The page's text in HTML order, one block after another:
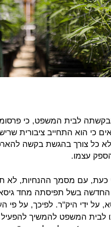
לבית המשפט, כי
כי הוא התחייב ציבורית
כל צורך בהגשת בקשה
עצמו.
כעת, עם מסמך ההנחיות, לא
בשל תפיסתה מחד
על ידי היק"ר. לפיכך, על פי
לבית המשפט להמשיך